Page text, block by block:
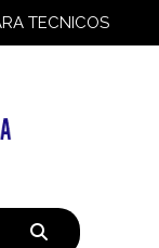
TECNICOS